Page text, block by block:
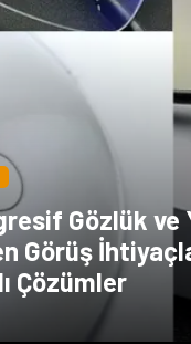
Gözlük ve
Görüş
Çözümler